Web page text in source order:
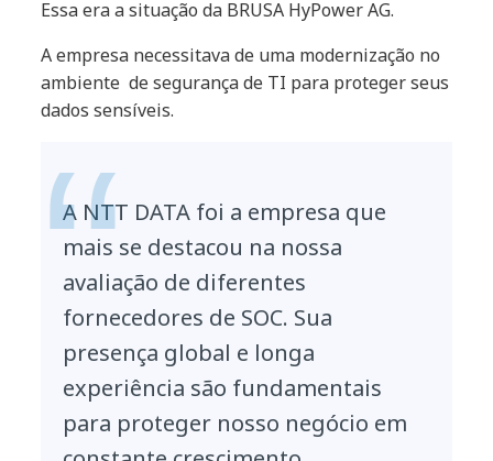
Essa era a situação da BRUSA HyPower AG.
A empresa necessitava de uma modernização no
ambiente de segurança de TI para proteger seus
dados sensíveis.
A NTT DATA foi a empresa que
mais se destacou na nossa
avaliação de diferentes
fornecedores de SOC. Sua
presença global e longa
experiência são fundamentais
para proteger nosso negócio em